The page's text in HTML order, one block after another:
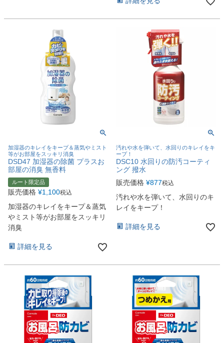
加湿器のキレイをキープ＆蒸気やミスト
等がお部屋をスッキリ消臭
DSD47 加湿器の除菌 プラスお
部屋の消臭 無香料
ルート限定品
販売価格 ¥1,100税込
加湿器のキレイをキープ＆蒸気
やミスト等がお部屋をスッキリ
消臭
詳細を見る
汚れや水を弾いて、水回りのキレイをキ
ープ！
DSC10 水回りの防汚コーティ
ング 撥水
販売価格 ¥877税込
汚れや水を弾いて、水回りのキ
レイをキープ！
詳細を見る